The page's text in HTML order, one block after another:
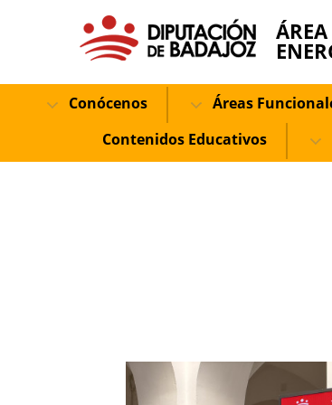
Conócenos Áreas
Contenidos Educativos